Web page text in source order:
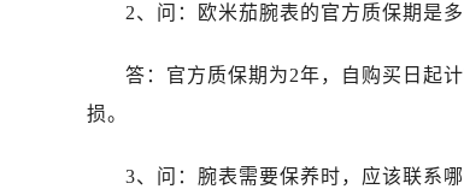
内蒙古自治区赤峰市红山区
内蒙古自治区呼伦贝尔市海
内蒙古自治区乌兰察布市集
2、问：欧米茄腕表的官方质保期是
答：官方质保期为2年，自购买日起
损。
3、问：腕表需要保养时，应该联系哪